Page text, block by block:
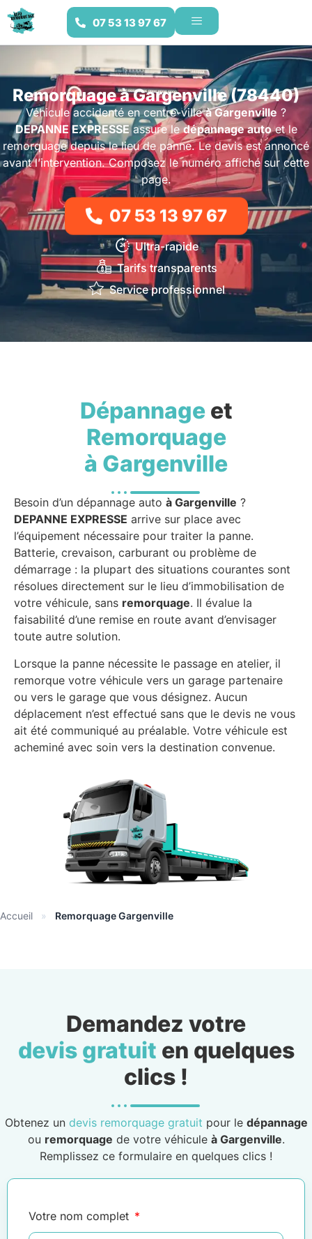
07 53 13 97 67
Remorquage à Gargenville (78440)
Véhicule accidenté en centre-villeà Gargenville ?
DEPANNE EXPRESSEassure ledépannage autoet le
remorquage depuis le lieu de panne. Le devis est annoncé
avant l’intervention. Composez le numéro affiché sur cette
page.
07 53 13 97 67
Ultra-rapide
Tarifs transparents
Service professionnel
Dépannageet
Remorquage
à Gargenville
Besoin d’un dépannage auto à Gargenville ?
DEPANNE EXPRESSE arrive sur place avec
l’équipement nécessaire pour traiter la panne.
Batterie, crevaison, carburant ou problème de
démarrage : la plupart des situations courantes sont
résolues directement sur le lieu d’immobilisation de
votre véhicule, sans remorquage. Il évalue la
faisabilité d’une remise en route avant d’envisager
toute autre solution.
Lorsque la panne nécessite le passage en atelier, il
remorque votre véhicule vers un garage partenaire
ou vers le garage que vous désignez. Aucun
déplacement n’est effectué sans que le devis ne vous
ait été communiqué au préalable. Votre véhicule est
acheminé avec soin vers la destination convenue.
Accueil » Remorquage Gargenville
Demandez votre
devis gratuit en quelques
clics !
Obtenez un devis remorquage gratuit pour le dépannage
ou remorquage de votre véhicule à Gargenville.
Remplissez ce formulaire en quelques clics !
Votre nom complet